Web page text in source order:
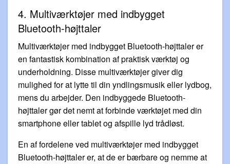
4. Multiværktøjer med indbygget
Bluetooth-højttaler
Multiværktøjer med indbygget Bluetooth-højttaler er
en fantastisk kombination af praktisk værktøj og
underholdning. Disse multiværktøjer giver dig
mulighed for at lytte til din yndlingsmusik eller lydbog,
mens du arbejder. Den indbyggede Bluetooth-
højttaler gør det nemt at forbinde værktøjet med din
smartphone eller tablet og afspille lyd trådløst.
En af fordelene ved multiværktøjer med indbygget
Bluetooth-højttaler er, at de er bærbare og nemme at